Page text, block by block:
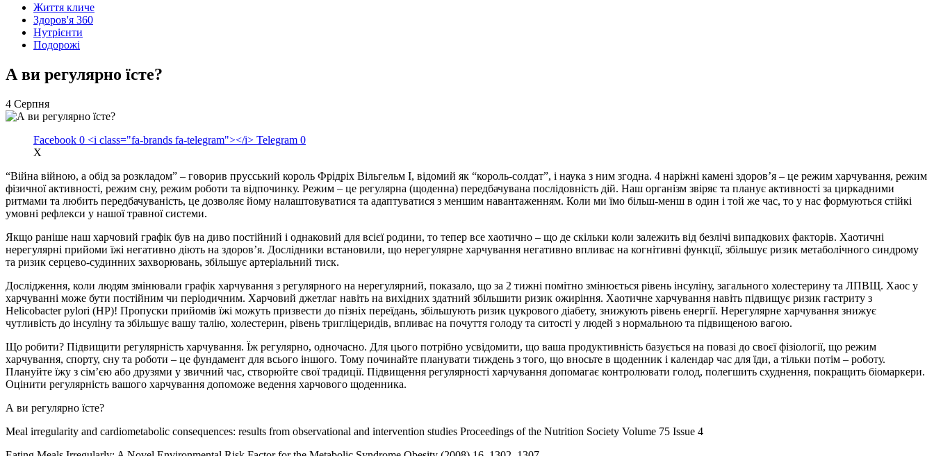
Життя кличе
Здоров'я 360
Нутрієнти
Подорожі
А ви регулярно їсте?
4 Серпня
Facebook 0 <i class="fa-brands fa-telegram"></i> Telegram 0
X
“Війна війною, а обід за розкладом” – говорив прусський король Фрідріх Вільгельм I, відомий як “король-солдат”, і наука з ним згодна. 4 наріжні камені здоров’я – це режим харчування, режим
фізичної активності, режим сну, режим роботи та відпочинку. Режим – це регулярна (щоденна) передбачувана послідовність дій. Наш організм звіряє та планує активності за циркадними
ритмами та любить передбачуваність, це дозволяє йому налаштовуватися та адаптуватися з меншим навантаженням. Коли ми їмо більш-менш в один і той же час, то у нас формуються стійкі
умовні рефлекси у нашої травної системи.
Якщо раніше наш харчовий графік був на диво постійний і однаковий для всієї родини, то тепер все хаотично – що де скільки коли залежить від безлічі випадкових факторів. Хаотичні
нерегулярні прийоми їжі негативно діють на здоров’я. Дослідники встановили, що нерегулярне харчування негативно впливає на когнітивні функції, збільшує ризик метаболічного синдрому
та ризик серцево-судинних захворювань, збільшує артеріальний тиск.
Дослідження, коли людям змінювали графік харчування з регулярного на нерегулярний, показало, що за 2 тижні помітно змінюється рівень інсуліну, загального холестерину та ЛПВЩ. Хаос у
харчуванні може бути постійним чи періодичним. Харчовий джетлаг навіть на вихідних здатний збільшити ризик ожиріння. Хаотичне харчування навіть підвищує ризик гастриту з
Helicobacter pylori (HP)! Пропуски прийомів їжі можуть призвести до пізніх переїдань, збільшують ризик цукрового діабету, знижують рівень енергії. Нерегулярне харчування знижує
чутливість до інсуліну та збільшує вашу талію, холестерин, рівень тригліцеридів, впливає на почуття голоду та ситості у людей з нормальною та підвищеною вагою.
Що робити? Підвищити регулярність харчування. Їж регулярно, одночасно. Для цього потрібно усвідомити, що ваша продуктивність базується на повазі до своєї фізіології, що режим
харчування, спорту, сну та роботи – це фундамент для всього іншого. Тому починайте планувати тиждень з того, що вносьте в щоденник і календар час для їди, а тільки потім – роботу.
Плануйте їжу з сім’єю або друзями у звичний час, створюйте свої традиції. Підвищення регулярності харчування допомагає контролювати голод, полегшить схуднення, покращить біомаркери.
Оцінити регулярність вашого харчування допоможе ведення харчового щоденника.
А ви регулярно їсте?
Meal irregularity and cardiometabolic consequences: results from observational and intervention studies Proceedings of the Nutrition Society Volume 75 Issue 4